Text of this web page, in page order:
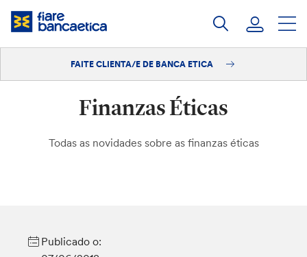
Saltar
FAITE CLIENTA/E DE BANCA ETICA
Finanzas Éticas
Todas as novidades sobre as finanzas éticas
Publicado o: